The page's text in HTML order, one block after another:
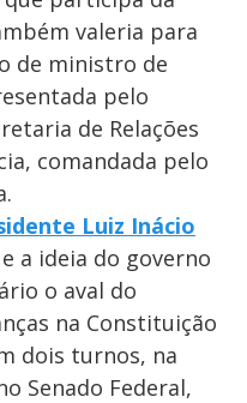
valeria para
de ministro de
pelo
de Relações
comandada pelo
Luiz Inácio
a ideia do governo
o aval do
na Constituição
dois turnos, na
Senado Federal,